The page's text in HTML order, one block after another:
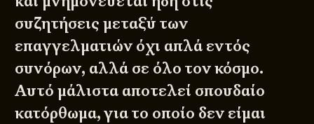
συζητήσεις μεταξύ των
επαγγελματιών όχι απλά εντός
συνόρων, αλλά σε όλο τον κόσμο.
Αυτό μάλιστα αποτελεί σπουδαίο
κατόρθωμα, για το οποίο δεν είμαι